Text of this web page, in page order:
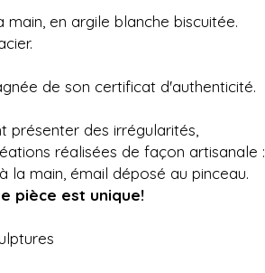
en argile blanche biscuitée.
de son certificat d'authenticité.
présenter des irrégularités,
réalisées de façon artisanale :
la main, émail déposé au pinceau.
pièce est unique!